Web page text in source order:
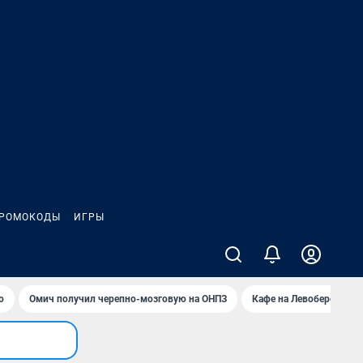
ИГРЫ
Омич получил черепно-мозговую на ОНПЗ Кафе на Левобережье